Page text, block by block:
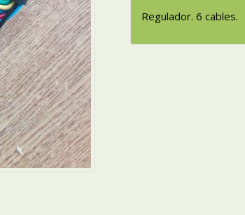
Regulador. 6 cables.